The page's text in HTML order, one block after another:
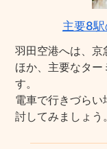
主要8
羽田空港へは、
ほか、主要なター
す。
電車で行きづら
討してみましょう。